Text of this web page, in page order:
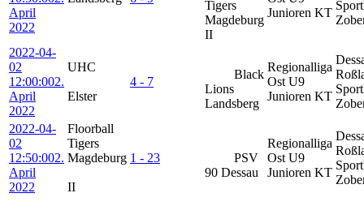
April
2022
Tigers
Magdeburg
II
Junioren KT
2022-04-
02
12:00:002.
April
2022
UHC
Elster
4 - 7
Black
Lions
Landsberg
Regionalliga
Ost U9
Junioren KT
2022-04-
02
12:50:002.
April
2022
Floorball
Tigers
Magdeburg
II
1 - 23
PSV
90 Dessau
Regionalliga
Ost U9
Junioren KT